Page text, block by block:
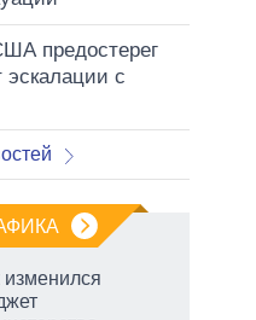
предостерег
эскалации с
изменился